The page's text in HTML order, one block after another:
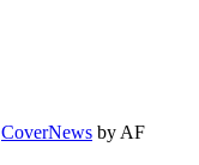
CoverNews by AF